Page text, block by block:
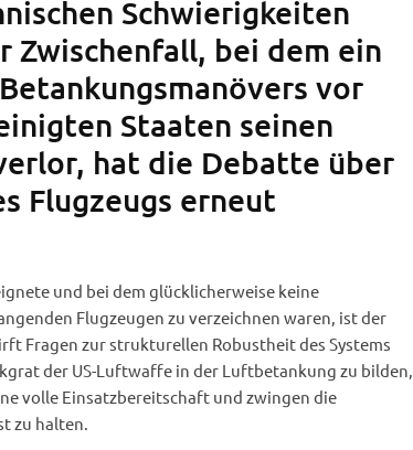
Schwierigkeiten
Zwischenfall, bei dem ein
vor
Staaten seinen
hat die Debatte über
Flugzeugs erneut
und bei dem glücklicherweise keine
Flugzeugen zu verzeichnen waren, ist der
Fragen zur strukturellen Robustheit des Systems
der US-Luftwaffe in der Luftbetankung zu bilden,
volle Einsatzbereitschaft und zwingen die
zu halten.